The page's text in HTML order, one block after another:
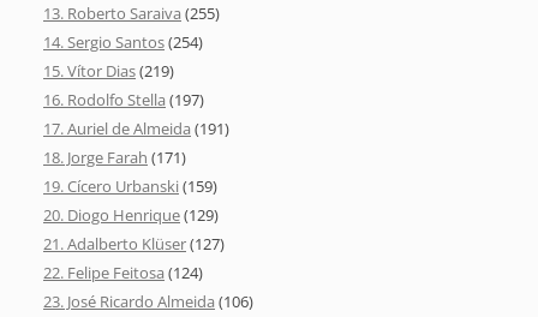
13. Roberto Saraiva (255)
14. Sergio Santos(254)
15. Vítor Dias(219)
16. Rodolfo Stella (197)
17. Auriel de Almeida (191)
18. Jorge Farah (171)
19. Cícero Urbanski(159)
20. Diogo Henrique(129)
21. Adalberto Klüser(127)
22. Felipe Feitosa (124)
23. José Ricardo Almeida (106)